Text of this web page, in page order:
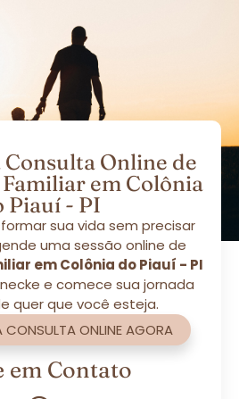
Consulta Online de
em Colônia
Piauí - PI
sua vida sem precisar
uma sessão online de
em Colônia do Piauí - PI
e comece sua jornada
quer que você esteja.
CONSULTA ONLINE AGORA
em Contato